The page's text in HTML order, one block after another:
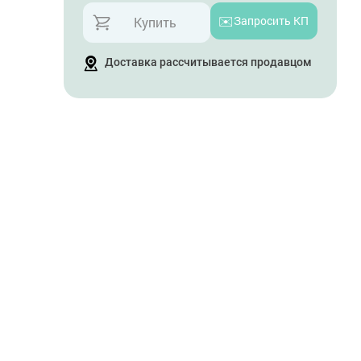
Купить ✉️Запросить КП
Доставка рассчитывается продавцом